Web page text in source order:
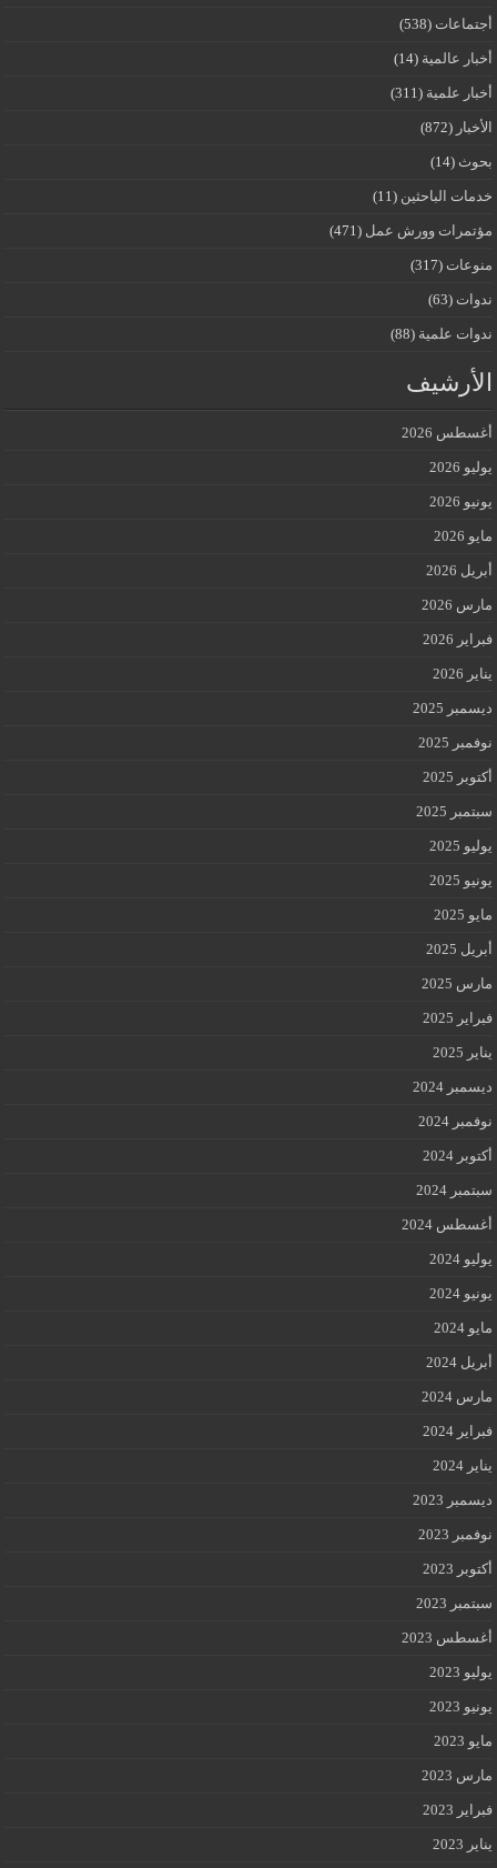
أجتماعات (538)
أخبار عالمية (14)
أخبار علمية (311)
الأخبار (872)
بحوث (14)
خدمات الباحثين (11)
مؤتمرات وورش عمل (471)
منوعات (317)
ندوات (63)
ندوات علمية (88)
الأرشيف
أغسطس 2026
يوليو 2026
يونيو 2026
مايو 2026
أبريل 2026
مارس 2026
فبراير 2026
يناير 2026
ديسمبر 2025
نوفمبر 2025
أكتوبر 2025
سبتمبر 2025
يوليو 2025
يونيو 2025
مايو 2025
أبريل 2025
مارس 2025
فبراير 2025
يناير 2025
ديسمبر 2024
نوفمبر 2024
أكتوبر 2024
سبتمبر 2024
أغسطس 2024
يوليو 2024
يونيو 2024
مايو 2024
أبريل 2024
مارس 2024
فبراير 2024
يناير 2024
ديسمبر 2023
نوفمبر 2023
أكتوبر 2023
سبتمبر 2023
أغسطس 2023
يوليو 2023
يونيو 2023
مايو 2023
مارس 2023
فبراير 2023
يناير 2023